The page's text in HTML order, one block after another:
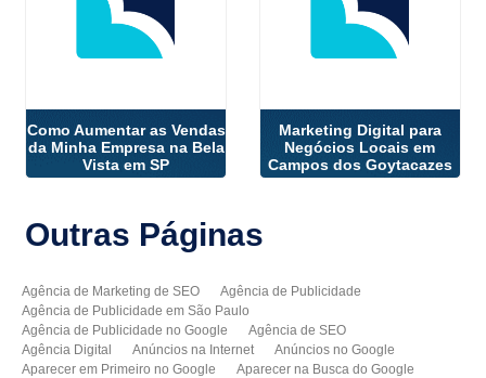
Como Aumentar as Vendas
da Minha Empresa na Bela
Vista em SP
Marketing Digital para
Negócios Locais em
Campos dos Goytacazes
Outras Páginas
Agência de Marketing de SEO
Agência de Publicidade
Agência de Publicidade em São Paulo
Agência de Publicidade no Google
Agência de SEO
Agência Digital
Anúncios na Internet
Anúncios no Google
Aparecer em Primeiro no Google
Aparecer na Busca do Google